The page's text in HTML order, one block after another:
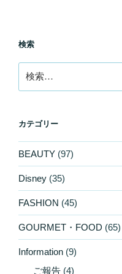
検索
索:
カテゴリー
BEAUTY (97)
Disney (35)
FASHION (45)
GOURMET・FOOD (65)
Information (9)
ご報告 (4)